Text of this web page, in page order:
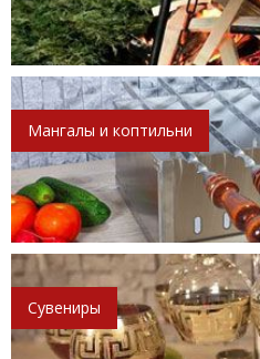
Мангалы и коптильни
Сувениры